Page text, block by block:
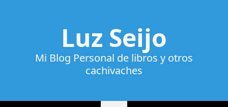
Luz Seijo
Mi Blog Personal de libros y otros
cachivaches